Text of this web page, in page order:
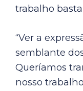
trabalho
“Ver a
semblante
Queríamos
nosso